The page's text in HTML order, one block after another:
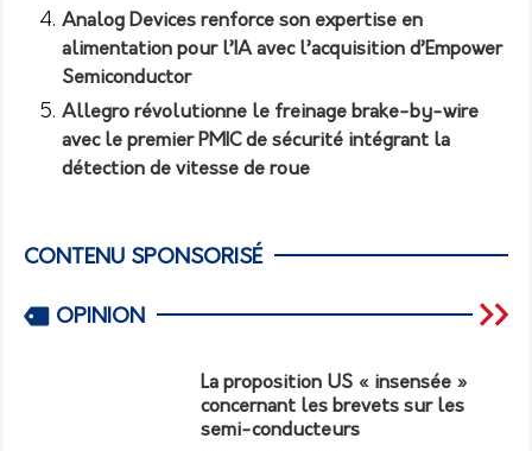
Analog Devices renforce son expertise en
alimentation pour l’IA avec l’acquisition d’Empower
Semiconductor
Allegro révolutionne le freinage brake-by-wire
avec le premier PMIC de sécurité intégrant la
détection de vitesse de roue
CONTENU SPONSORISÉ
OPINION
La proposition US « insensée »
concernant les brevets sur les
semi-conducteurs